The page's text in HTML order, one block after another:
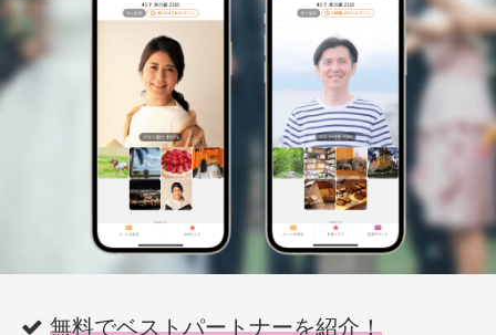
無料でベストパートナーを紹介！